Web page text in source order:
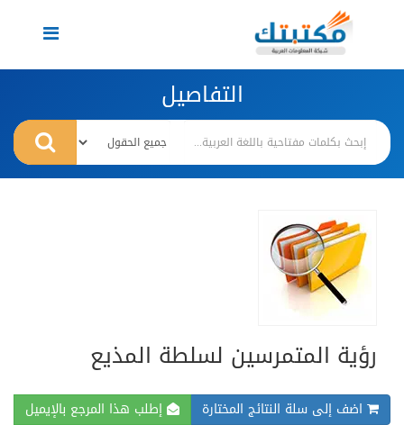
Toggle
navigation
التفاصيل
رؤية المتمرسين لسلطة المذيع
اضف إلى سلة النتائج المختارة إطلب هذا المرجع بالإيميل